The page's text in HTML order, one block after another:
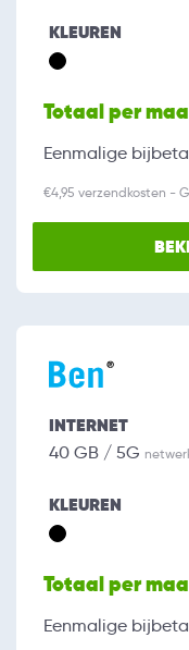
KLEUREN
Totaal per
Eenmalige
€4,95 verzendkosten -
INTERNET
40 GB / 5G
KLEUREN
Totaal per
Eenmalige